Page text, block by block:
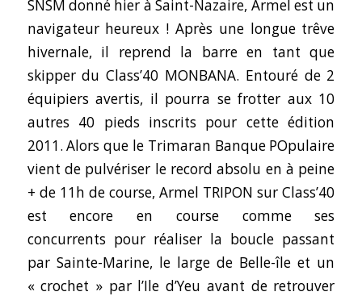
SNSM donné hier à Saint-Nazaire, Armel est un
navigateur heureux ! Après une longue trêve
hivernale, il reprend la barre en tant que
skipper du Class’40 MONBANA. Entouré de 2
équipiers avertis, il pourra se frotter aux 10
autres 40 pieds inscrits pour cette édition
2011. Alors que le Trimaran Banque POpulaire
vient de pulvériser le record absolu en à peine
+ de 11h de course, Armel TRIPON sur Class’40
est encore en course comme ses
concurrents pour réaliser la boucle passant
par Sainte-Marine, le large de Belle-île et un
« crochet » par l’Ile d’Yeu avant de retrouver